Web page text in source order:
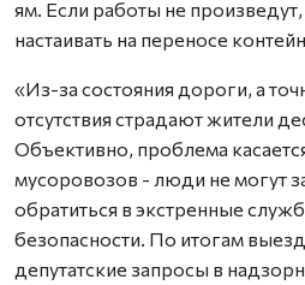
ям. Если работы не
настаивать на переносе
«Из-за состояния дороги, а
отсутствия страдают жители
Объективно, проблема
мусоровозов - люди не могут
обратиться в экстренные
безопасности. По итогам
депутатские запросы в